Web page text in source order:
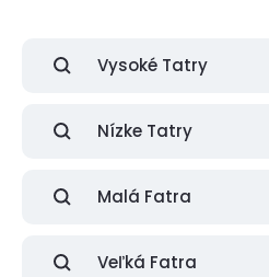
Vysoké Tatry
Nízke Tatry
Malá Fatra
Veľká Fatra